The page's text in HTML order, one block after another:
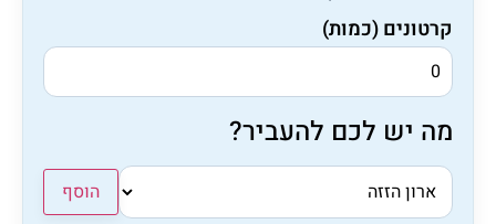
קרטונים (כמות)
מה יש לכם להעביר?
הוסף